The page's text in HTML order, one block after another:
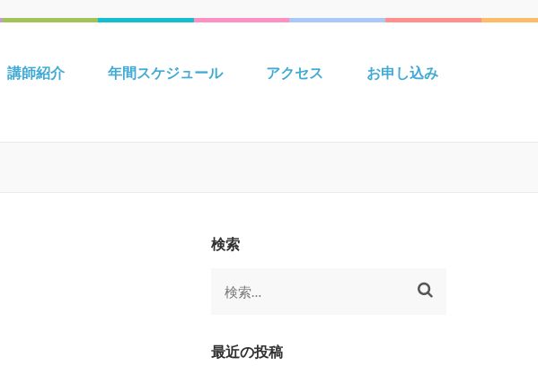
語教室 Be Creative えいごきょうしつ
講師紹介 年間スケジュール アクセス お申し込み
検索
検
最近の投稿